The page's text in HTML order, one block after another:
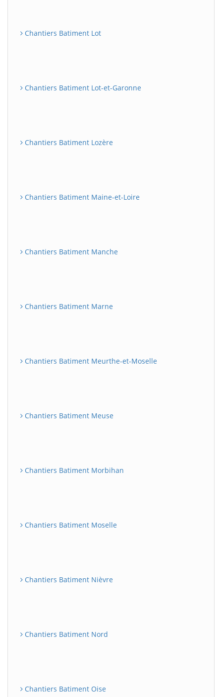
Chantiers Batiment Lot
Chantiers Batiment Lot-et-Garonne
Chantiers Batiment Lozère
Chantiers Batiment Maine-et-Loire
Chantiers Batiment Manche
Chantiers Batiment Marne
Chantiers Batiment Meurthe-et-Moselle
Chantiers Batiment Meuse
Chantiers Batiment Morbihan
Chantiers Batiment Moselle
Chantiers Batiment Nièvre
Chantiers Batiment Nord
Chantiers Batiment Oise